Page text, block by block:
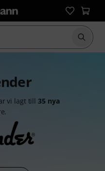
Börja
vi lagt till35 nya